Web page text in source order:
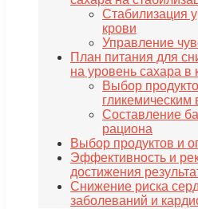
Стабилизация
крови
Управление
План питания для
на уровень сахара в
Выбор
гликемическим
Составление
рациона
Выбор продуктов и
Эффективность и
достижения
Снижение риска
заболеваний и